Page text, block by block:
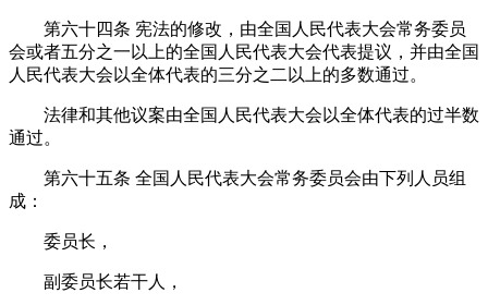
第六十四条 宪法的修改，由全国人民代表大会常务委员
会或者五分之一以上的全国人民代表大会代表提议，并由全国
人民代表大会以全体代表的三分之二以上的多数通过。
法律和其他议案由全国人民代表大会以全体代表的过半数
通过。
第六十五条 全国人民代表大会常务委员会由下列人员组
成：
委员长，
副委员长若干人，